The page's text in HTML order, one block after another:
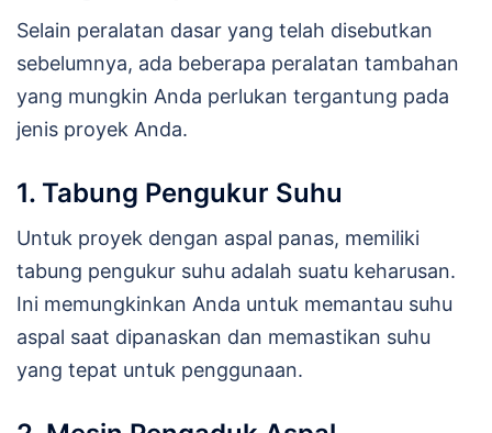
Selain peralatan dasar yang telah disebutkan
sebelumnya, ada beberapa peralatan tambahan
yang mungkin Anda perlukan tergantung pada
jenis proyek Anda.
1. Tabung Pengukur Suhu
Untuk proyek dengan aspal panas, memiliki
tabung pengukur suhu adalah suatu keharusan.
Ini memungkinkan Anda untuk memantau suhu
aspal saat dipanaskan dan memastikan suhu
yang tepat untuk penggunaan.